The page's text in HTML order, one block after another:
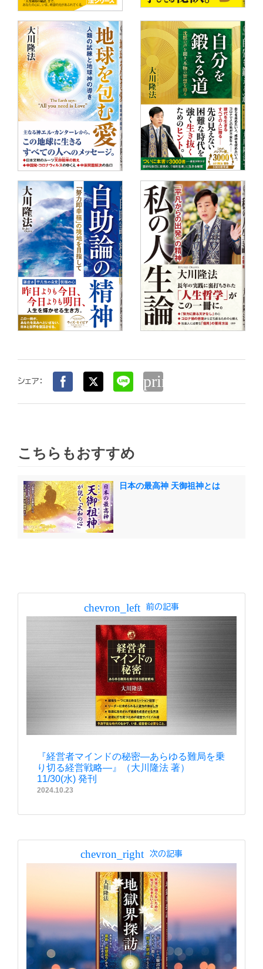
シェア： print
こちらもおすすめ
日本の最高神 天御祖神とは
chevron_left 前の記事
『経営者マインドの秘密―あらゆる難局を乗
り切る経営戦略―』（大川隆法 著）
11/30(水) 発刊
2024.10.23
chevron_right 次の記事